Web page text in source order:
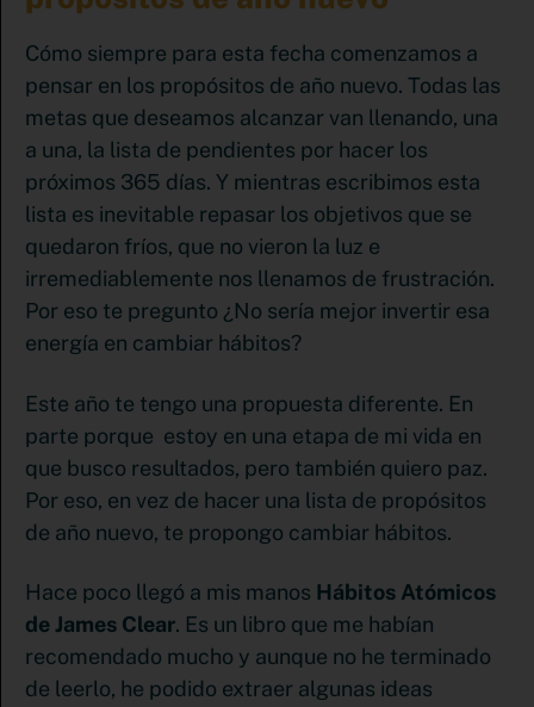
Cómo siempre para esta fecha comenzamos a
pensar en los propósitos de año nuevo. Todas las
metas que deseamos alcanzar van llenando, una
a una, la lista de pendientes por hacer los
próximos 365 días. Y mientras escribimos esta
lista es inevitable repasar los objetivos que se
quedaron fríos, que no vieron la luz e
irremediablemente nos llenamos de frustración.
Por eso te pregunto ¿No sería mejor invertir esa
energía en cambiar hábitos?
Este año te tengo una propuesta diferente. En
parte porque estoy en una etapa de mi vida en
que busco resultados, pero también quiero paz.
Por eso, en vez de hacer una lista de propósitos
de año nuevo, te propongo cambiar hábitos.
Hace poco llegó a mis manos Hábitos Atómicos
de James Clear. Es un libro que me habían
recomendado mucho y aunque no he terminado
de leerlo, he podido extraer algunas ideas